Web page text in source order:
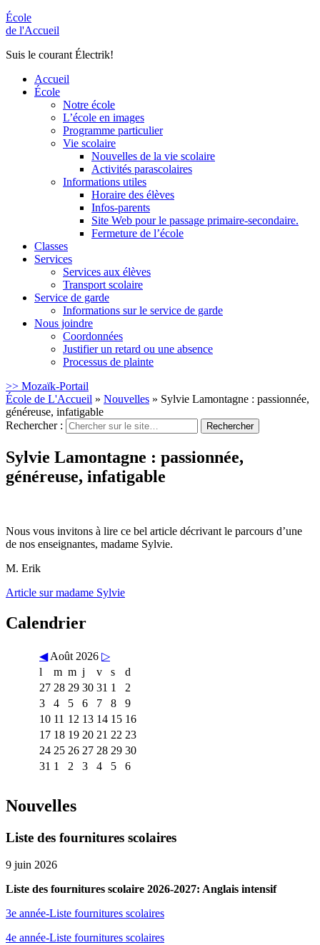
École
de l'Accueil
Suis le courant Électrik!
Accueil
École
Notre école
L’école en images
Programme particulier
Vie scolaire
Nouvelles de la vie scolaire
Activités parascolaires
Informations utiles
Horaire des élèves
Infos-parents
Site Web pour le passage primaire-secondaire.
Fermeture de l’école
Classes
Services
Services aux élèves
Transport scolaire
Service de garde
Informations sur le service de garde
Nous joindre
Coordonnées
Justifier un retard ou une absence
Processus de plainte
>> Mozaïk-Portail
École de L'Accueil » Nouvelles » Sylvie Lamontagne : passionnée,
généreuse, infatigable
Rechercher :
Sylvie Lamontagne : passionnée,
généreuse, infatigable
Nous vous invitons à lire ce bel article décrivant le parcours d’une
de nos enseignantes, madame Sylvie.
M. Erik
Article sur madame Sylvie
Calendrier
◀ Août 2026 ▷
l
m m j v s
d
27 28 29 30 31 1
2
3
4 5 6 7 8
9
10 11 12 13 14 15 16
17 18 19 20 21 22 23
24 25 26 27 28 29 30
31 1 2 3 4 5 6
Nouvelles
Liste des fournitures scolaires
9 juin 2026
Liste des fournitures scolaire 2026-2027: Anglais intensif
3e année-Liste fournitures scolaires
4e année-Liste fournitures scolaires